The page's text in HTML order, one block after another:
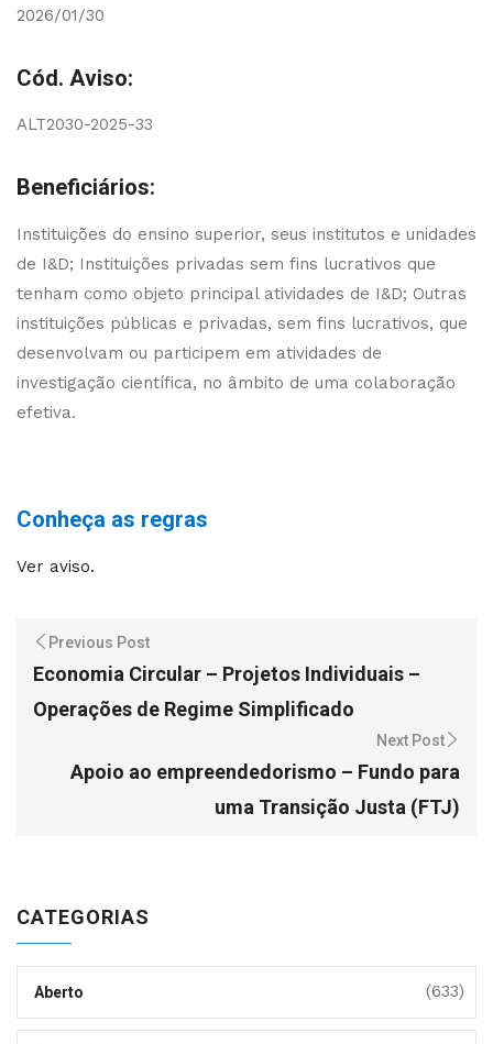
2026/01/30
Cód. Aviso:
ALT2030-2025-33
Beneficiários:
Instituições do ensino superior, seus institutos e unidades
de I&D; Instituições privadas sem fins lucrativos que
tenham como objeto principal atividades de I&D; Outras
instituições públicas e privadas, sem fins lucrativos, que
desenvolvam ou participem em atividades de
investigação científica, no âmbito de uma colaboração
efetiva.
Conheça as regras
Ver aviso.
Previous Post
Economia Circular – Projetos Individuais –
Operações de Regime Simplificado
Next Post
Apoio ao empreendedorismo – Fundo para
uma Transição Justa (FTJ)
CATEGORIAS
Aberto (633)